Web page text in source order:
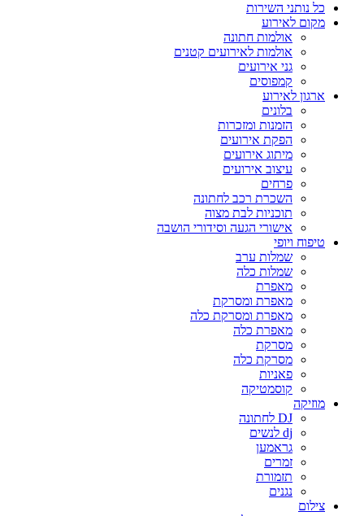
כל נותני השירות
מקום לאירוע
אולמות חתונה
אולמות לאירועים קטנים
גני אירועים
קמפוסים
ארגון לאירוע
בלונים
הזמנות ומזכרות
הפקת אירועים
מיתוג אירועים
עיצוב אירועים
פרחים
השכרת רכב לחתונה
תוכניות לבת מצוה
אישורי הגעה וסידורי הושבה
טיפוח ויופי
שמלות ערב
שמלות כלה
מאפרת
מאפרת ומסרקת
מאפרת ומסרקת כלה
מאפרת כלה
מסרקת
מסרקת כלה
פאניות
קוסמטיקה
מוזיקה
DJ לחתונה
dj לנשים
גראמען
זמרים
תזמורת
נגנים
צילום